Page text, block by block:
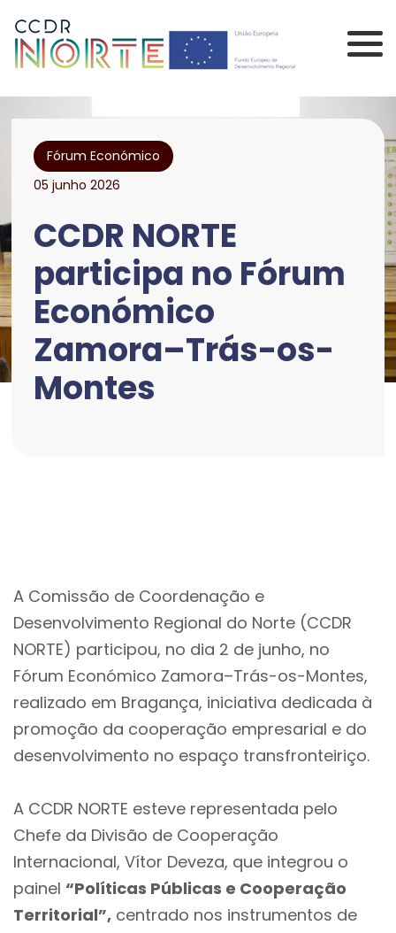
Comissão de
Fórum Económico
05 junho 2026
CCDR NORTE
participa no Fórum
Económico
Zamora–Trás-os-
Montes
A Comissão de Coordenação e
Desenvolvimento Regional do Norte (CCDR
NORTE) participou, no dia 2 de junho, no
Fórum Económico Zamora–Trás-os-Montes,
realizado em Bragança, iniciativa dedicada à
promoção da cooperação empresarial e do
desenvolvimento no espaço transfronteiriço.
A CCDR NORTE esteve representada pelo
Chefe da Divisão de Cooperação
Internacional, Vítor Deveza, que integrou o
painel “Políticas Públicas e Cooperação
Territorial”, centrado nos instrumentos de